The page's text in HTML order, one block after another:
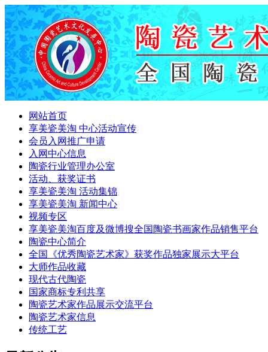
网站首页
享美瓷美淘 中心活动宣传
会员入网推广申请
入网中心信息
陶瓷行业管理办公室
活动、获奖证书
享美瓷美淘 活动集锦
享美瓷美淘 新闻中心
视频专区
享美瓷美淘百度及微博搜全国陶瓷书画家作品销售平台
陶瓷中心简介
全国《优秀陶瓷艺术家》获奖作品独家展示大平台
大师作品收藏
现代古代陶瓷
国家商标专利共享
陶瓷艺术家作品展示交流平台
陶瓷艺术家信息
传统工艺